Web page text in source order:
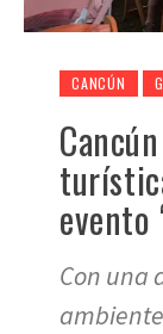
CANCÚN
evento
Con una